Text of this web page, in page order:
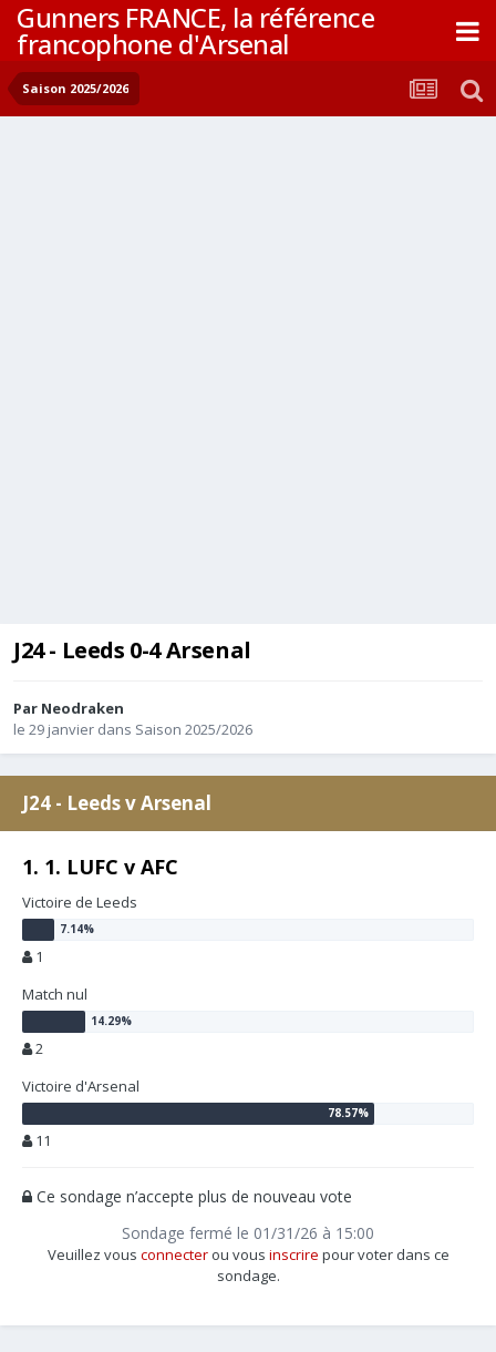
Gunners FRANCE, la référence
francophone d'Arsenal
Saison 2025/2026
J24 - Leeds 0-4 Arsenal
Par Neodraken
le 29 janvier dans Saison 2025/2026
J24 - Leeds v Arsenal
1. 1. LUFC v AFC
Victoire de Leeds
1
Match nul
2
Victoire d'Arsenal
11
Ce sondage n’accepte plus de nouveau vote
Veuillez vous connecterou vous inscrire pour voter dans ce
sondage.
Sondage fermé le 01/31/26 à 15:00